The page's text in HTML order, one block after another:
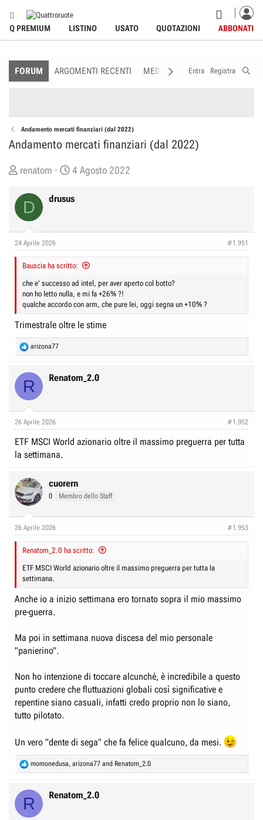
Q PREMIUM LISTINO USATO QUOTAZIONI ABBONATI
FORUM ARGOMENTI RECENTI MEDIA MEMBRI
Entra Registra
Andamento mercati finanziari (dal 2022)
Andamento mercati finanziari (dal 2022)
C
e
o
e
D
s
c
u
s
o
n
e
renatom
D
t
n
i
z
o
4 Agosto 2022
D drusus
24 Aprile 2026 #1.951
Bauscia ha scritto:
che e' successo ad intel, per aver aperto col botto?
non ho letto nulla, e mi fa +26% ?!
qualche accordo con arm, che pure lei, oggi segna un +10% ?
Trimestrale oltre le stime
R
e
t
s
arizona77
R Renatom_2.0
26 Aprile 2026 #1.952
ETF MSCI World azionario oltre il massimo preguerra per tutta
la settimana.
cuorern
0 Membro dello Staff
26 Aprile 2026 #1.953
Renatom_2.0 ha scritto:
ETF MSCI World azionario oltre il massimo preguerra per tutta la
settimana.
Anche io a inizio settimana ero tornato sopra il mio massimo
pre-guerra.
Ma poi in settimana nuova discesa del mio personale
"panierino".
Non ho intenzione di toccare alcunché, è incredibile a questo
punto credere che fluttuazioni globali così significative e
repentine siano casuali, infatti credo proprio non lo siano,
tutto pilotato.
Un vero "dente di sega" che fa felice qualcuno, da mesi.
R
e
t
momonedusa, arizona77 and Renatom_2.0
R Renatom_2.0